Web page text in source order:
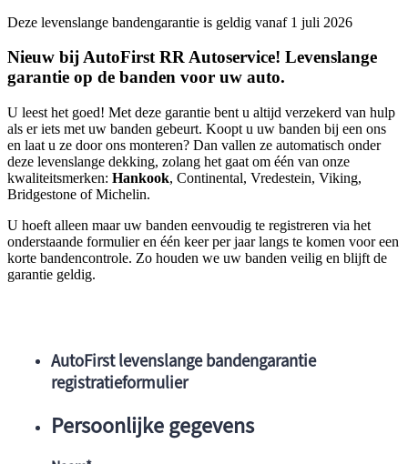
Deze levenslange bandengarantie is geldig vanaf 1 juli 2026
Nieuw bij AutoFirst RR Autoservice! Levenslange
garantie op de banden voor uw auto.
U leest het goed! Met deze garantie bent u altijd verzekerd van hulp
als er iets met uw banden gebeurt. Koopt u uw banden bij een ons
en laat u ze door ons monteren? Dan vallen ze automatisch onder
deze levenslange dekking, zolang het gaat om één van onze
kwaliteitsmerken: Hankook, Continental, Vredestein, Viking,
Bridgestone of Michelin.
U hoeft alleen maar uw banden eenvoudig te registreren via het
onderstaande formulier en één keer per jaar langs te komen voor een
korte bandencontrole. Zo houden we uw banden veilig en blijft de
garantie geldig.